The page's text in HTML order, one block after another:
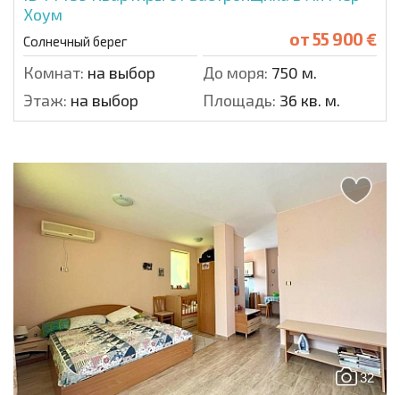
Хоум
Солнечный берег от55 900 €
Комнат: на выбор До моря: 750 м.
Этаж: на выбор Площадь: 36 кв. м.
32